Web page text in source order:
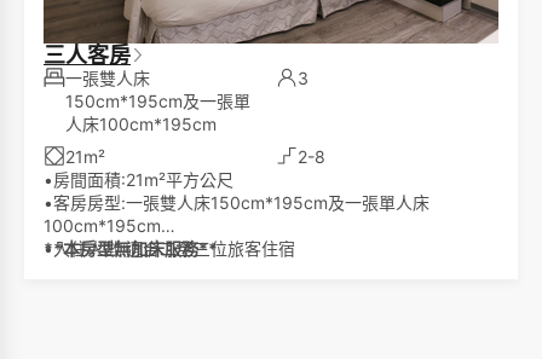
三人客房
一張雙人床
150cm*195cm及一張單
人床100cm*195cm
3
21m²
2-8
•房間面積:21m²平方公尺
•客房房型:一張雙人床150cm*195cm及一張單人床
100cm*195cm
•入住人數:適合二至三位旅客住宿
**本房型無加床服務**